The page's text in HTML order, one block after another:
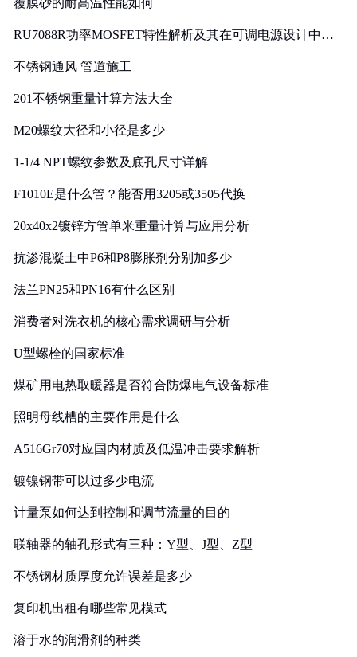
覆膜砂的耐高温性能如何
RU7088R功率MOSFET特性解析及其在可调电源设计中的
不锈钢通风 管道施工
201不锈钢重量计算方法大全
M20螺纹大径和小径是多少
1-1/4 NPT螺纹参数及底孔尺寸详解
F1010E是什么管？能否用3205或3505代换
20x40x2镀锌方管单米重量计算与应用分析
抗渗混凝土中P6和P8膨胀剂分别加多少
法兰PN25和PN16有什么区别
消费者对洗衣机的核心需求调研与分析
U型螺栓的国家标准
煤矿用电热取暖器是否符合防爆电气设备标准
照明母线槽的主要作用是什么
A516Gr70对应国内材质及低温冲击要求解析
镀镍钢带可以过多少电流
计量泵如何达到控制和调节流量的目的
联轴器的轴孔形式有三种：Y型、J型、Z型
不锈钢材质厚度允许误差是多少
复印机出租有哪些常见模式
溶于水的润滑剂的种类